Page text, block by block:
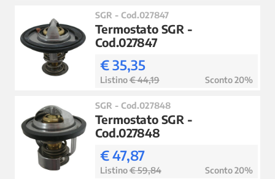
SGR - Cod.027847
Termostato SGR -
Cod.027847
€ 35,35
Listino€ 44,19 Sconto 20%
SGR - Cod.027848
Termostato SGR -
Cod.027848
€ 47,87
Listino€ 59,84 Sconto 20%